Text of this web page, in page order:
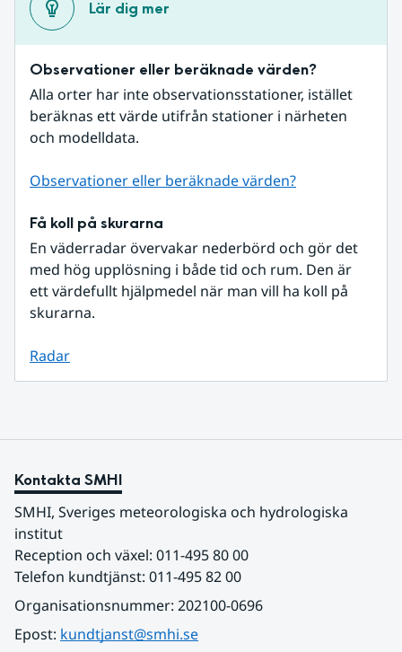
Lär dig mer
Observationer eller beräknade värden?
Alla orter har inte observationsstationer, istället
beräknas ett värde utifrån stationer i närheten
och modelldata.
Observationer eller beräknade värden?
Få koll på skurarna
En väderradar övervakar nederbörd och gör det
med hög upplösning i både tid och rum. Den är
ett värdefullt hjälpmedel när man vill ha koll på
skurarna.
Radar
Kontakta SMHI
SMHI, Sveriges meteorologiska och hydrologiska
institut
Reception och växel: 011-495 80 00
Telefon kundtjänst: 011-495 82 00
Organisationsnummer: 202100-0696
Epost: kundtjanst@smhi.se